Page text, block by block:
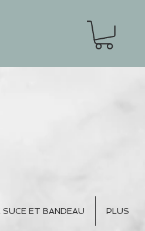
ET BANDEAU PLUS